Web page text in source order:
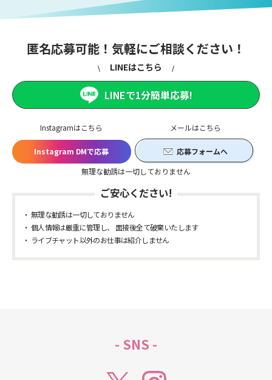
匿名応募可能！気軽にご相談ください！
Instagramはこちら
Instagram DMで応募
メールはこちら
応募フォームへ
無理な勧誘は一切しておりません
LINEはこちら
LINEで1分簡単応募!
ご安心ください!
無理な勧誘は一切しておりません
個人情報は厳重に管理し、 面接後全て破棄いたします
ライブチャット以外のお仕事は紹介しません
- SNS -